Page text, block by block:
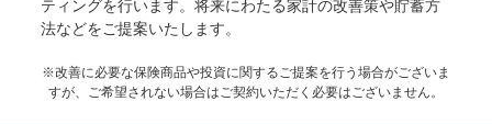
ティングを行います。将来にわたる家計の改善策や貯蓄方
法などをご提案いたします。
※改善に必要な保険商品や投資に関するご提案を行う場合がございま
すが、ご希望されない場合はご契約いただく必要はございません。